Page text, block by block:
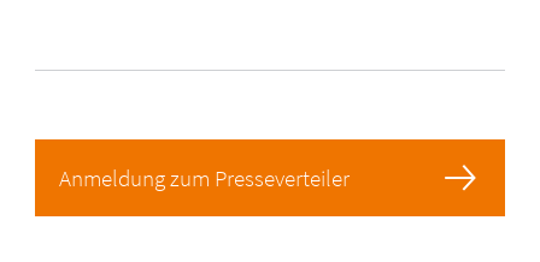
Anmeldung zum Presseverteiler